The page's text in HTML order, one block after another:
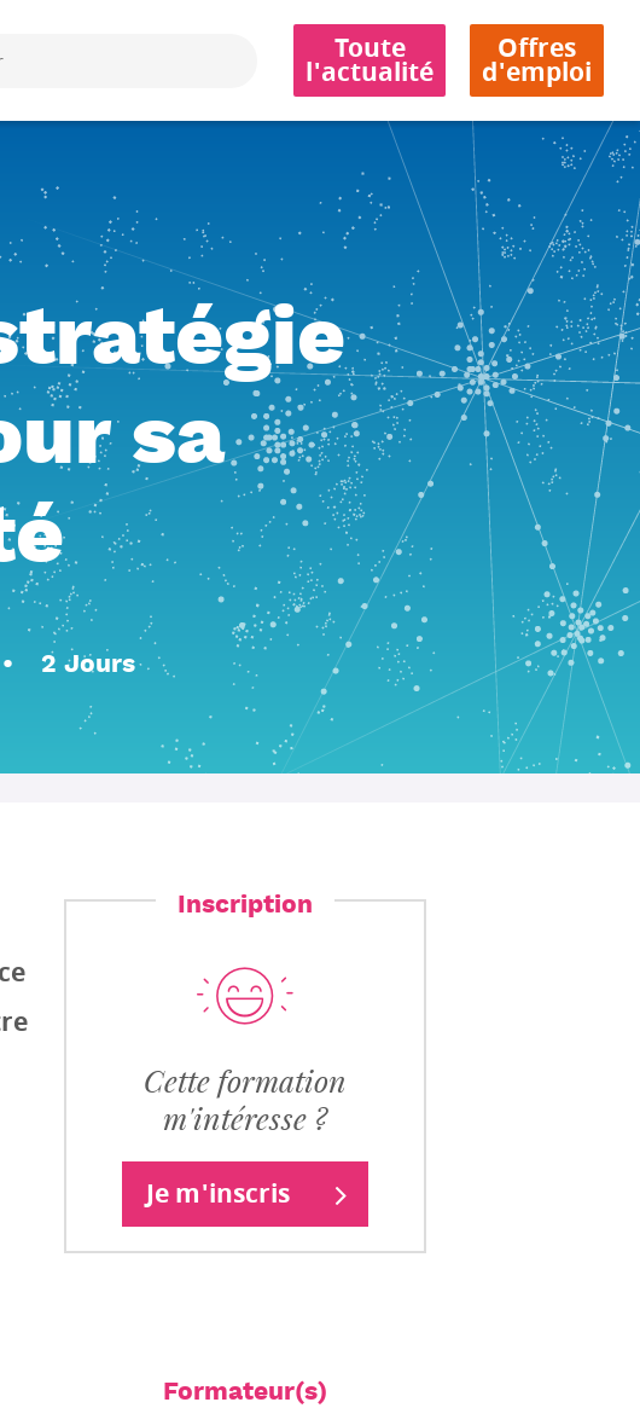
Toute
l'actualité
Offres
d'emploi
sa
2 Jours
Inscription
Cette formation
m'intéresse ?
Je m'inscris
Formateur(s)